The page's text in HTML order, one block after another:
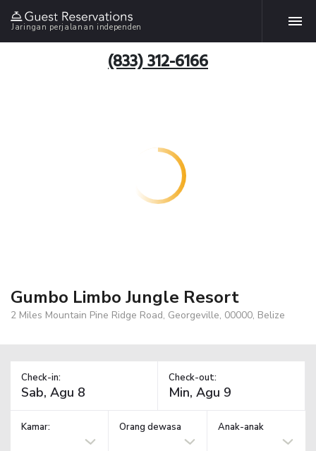
Jaringan perjalanan independen
(833) 312-6166
Gumbo Limbo Jungle Resort
2 Miles Mountain Pine Ridge Road, Georgeville, 00000, Belize
Check-in: Check-out:
Kamar: Orang dewasa Anak-anak